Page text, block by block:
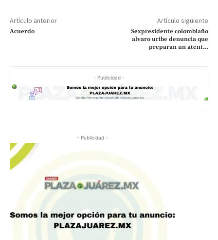
Artículo anterior
Acuerdo
Artículo siguiente
Sexpresidente colombiaño
alvaro uribe denuncia que
preparan un atent…
- Publicidad -
- Publicidad -